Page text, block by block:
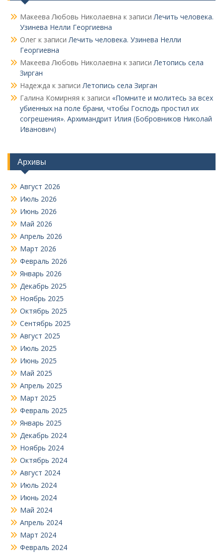
Макеева Любовь Николаевна к записиЛечить человека.
Узинева Нелли Георгиевна
Олег к записиЛечить человека. Узинева Нелли
Георгиевна
Макеева Любовь Николаевна к записиЛетопись села
Зирган
Надежда к записиЛетопись села Зирган
Галина Комирняя к записи «Помните и молитесь за всех
убиенных на поле брани, чтобы Господь простил их
согрешения». Архимандрит Илия (Бобровников Николай
Иванович)
Архивы
Август 2026
Июль 2026
Июнь 2026
Май 2026
Апрель 2026
Март 2026
Февраль 2026
Январь 2026
Декабрь 2025
Ноябрь 2025
Октябрь 2025
Сентябрь 2025
Август 2025
Июль 2025
Июнь 2025
Май 2025
Апрель 2025
Март 2025
Февраль 2025
Январь 2025
Декабрь 2024
Ноябрь 2024
Октябрь 2024
Август 2024
Июль 2024
Июнь 2024
Май 2024
Апрель 2024
Март 2024
Февраль 2024